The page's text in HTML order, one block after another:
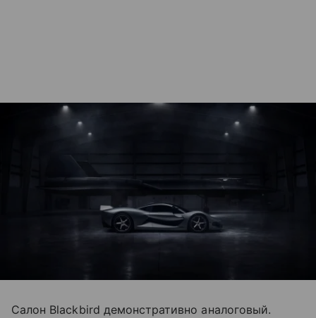
Салон Blackbird демонстративно аналоговый.